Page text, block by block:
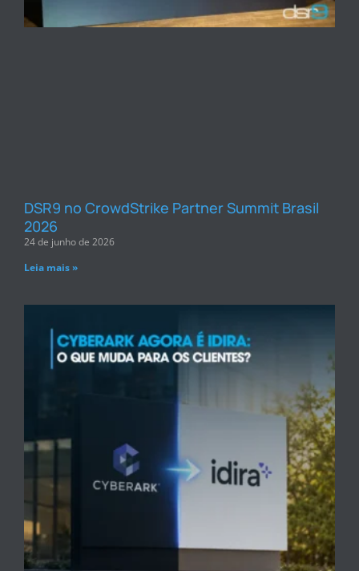
DSR9 no CrowdStrike Partner Summit Brasil
2026
24 de junho de 2026
Leia mais »